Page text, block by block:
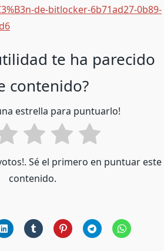
de-bitlocker-6b71ad27-0b89-
te ha parecido
contenido?
estrella para puntuarlo!
Sé el primero en puntuar este
contenido.